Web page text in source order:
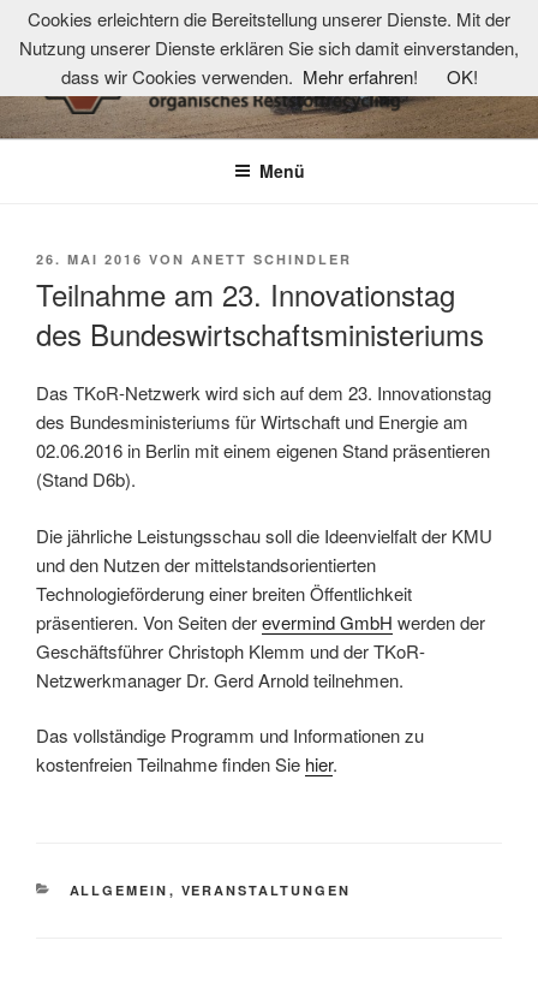
Zum
Inhalt
springen
TKOR-NETZWERK
Technologie- und Kompetenzzentrum organisches Reststoffrecycling
Menü
VERÖFFENTLICHT
26. MAI 2016 VON ANETT SCHINDLER
Teilnahme am 23. Innovationstag
des Bundeswirtschaftsministeriums
Das TKoR-Netzwerk wird sich auf dem 23. Innovationstag
des Bundesministeriums für Wirtschaft und Energie am
02.06.2016 in Berlin mit einem eigenen Stand präsentieren
(Stand D6b).
Die jährliche Leistungsschau soll die Ideenvielfalt der KMU
und den Nutzen der mittelstandsorientierten
Technologieförderung einer breiten Öffentlichkeit
präsentieren. Von Seiten derevermind GmbH werden der
Geschäftsführer Christoph Klemm und der TKoR-
Netzwerkmanager Dr. Gerd Arnold teilnehmen.
Das vollständige Programm und Informationen zu
kostenfreien Teilnahme finden Sie hier.
KATEGORIEN
ALLGEMEIN , VERANSTALTUNGEN
Cookies erleichtern die Bereitstellung unserer Dienste. Mit der
Nutzung unserer Dienste erklären Sie sich damit einverstanden,
dass wir Cookies verwenden. Mehr erfahren! OK!